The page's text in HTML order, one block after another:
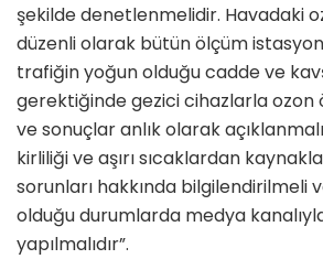
şekilde denetlenmelidir. Havadaki
düzenli olarak bütün ölçüm
trafiğin yoğun olduğu cadde ve
gerektiğinde gezici cihazlarla ozon
ve sonuçlar anlık olarak
kirliliği ve aşırı sıcaklardan
sorunları hakkında bilgilendirilmeli
olduğu durumlarda medya
yapılmalıdır”.